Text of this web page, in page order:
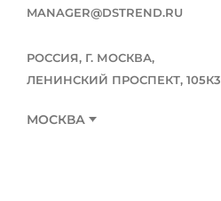
MANAGER@DSTREND.RU
РОССИЯ, Г. МОСКВА,
ЛЕНИНСКИЙ ПРОСПЕКТ, 105К3
МОСКВА